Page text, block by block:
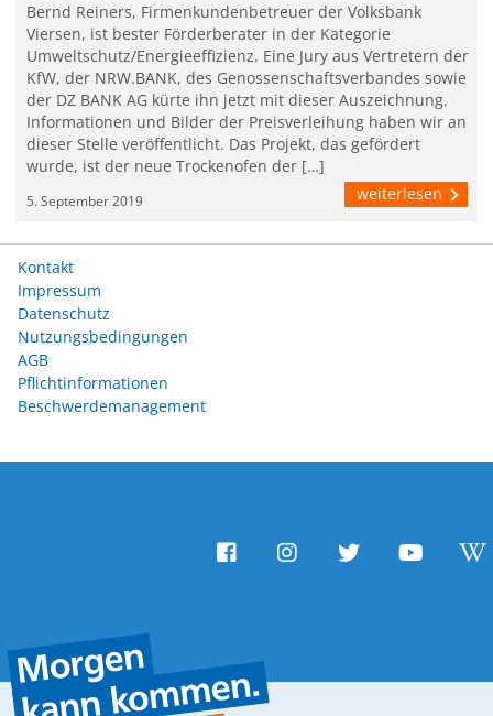
Bernd Reiners, Firmenkundenbetreuer der Volksbank
Viersen, ist bester Förderberater in der Kategorie
Umweltschutz/Energieeffizienz. Eine Jury aus Vertretern der
KfW, der NRW.BANK, des Genossenschaftsverbandes sowie
der DZ BANK AG kürte ihn jetzt mit dieser Auszeichnung.
Informationen und Bilder der Preisverleihung haben wir an
dieser Stelle veröffentlicht. Das Projekt, das gefördert
wurde, ist der neue Trockenofen der […]
5. September 2019 weiterlesen
Kontakt
Impressum
Datenschutz
Nutzungsbedingungen
AGB
Pflichtinformationen
Beschwerdemanagement